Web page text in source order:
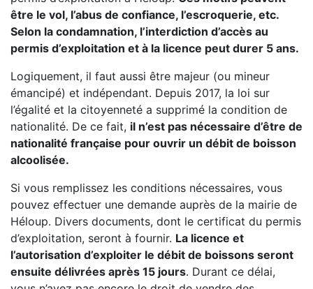
être le vol, l’abus de confiance, l’escroquerie, etc.
Selon la condamnation, l’interdiction d’accès au
permis d’exploitation et à la licence peut durer 5 ans.
Logiquement, il faut aussi être majeur (ou mineur
émancipé) et indépendant. Depuis 2017, la loi sur
l’égalité et la citoyenneté a supprimé la condition de
nationalité. De ce fait, il n’est pas nécessaire d’être de
nationalité française pour ouvrir un débit de boisson
alcoolisée.
Si vous remplissez les conditions nécessaires, vous
pouvez effectuer une demande auprès de la mairie de
Héloup. Divers documents, dont le certificat du permis
d’exploitation, seront à fournir. La licence et
l’autorisation d’exploiter le débit de boissons seront
ensuite délivrées après 15 jours. Durant ce délai,